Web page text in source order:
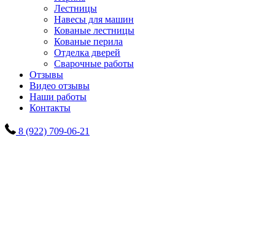
Лестницы
Навесы для машин
Кованые лестницы
Кованые перила
Отделка дверей
Сварочные работы
Отзывы
Видео отзывы
Наши работы
Контакты
8 (922) 709-06-21